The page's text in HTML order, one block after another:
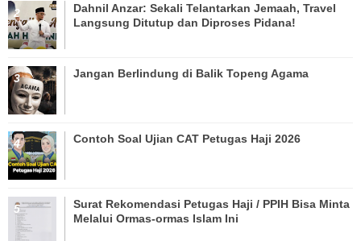
Dahnil Anzar: Sekali Telantarkan Jemaah, Travel
Langsung Ditutup dan Diproses Pidana!
Jangan Berlindung di Balik Topeng Agama
Contoh Soal Ujian CAT Petugas Haji 2026
Surat Rekomendasi Petugas Haji / PPIH Bisa Minta
Melalui Ormas-ormas Islam Ini